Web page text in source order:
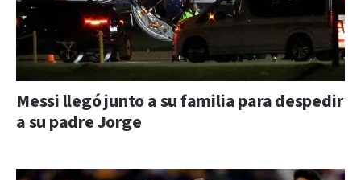
Messi llegó junto a su familia para despedir
a su padre Jorge